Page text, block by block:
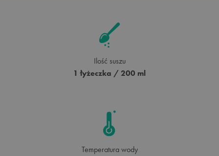
Ilość suszu
1 łyżeczka / 200 ml
Temperatura wody